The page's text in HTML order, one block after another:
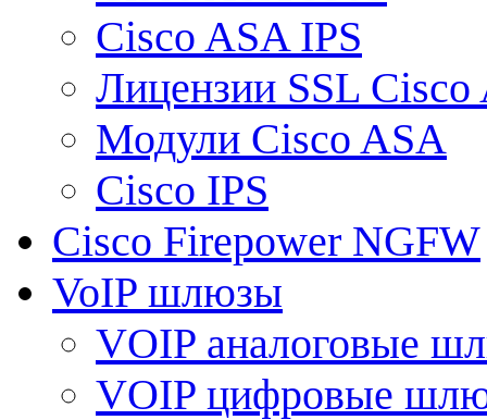
Cisco ASA IPS
Лицензии SSL Cisco
Модули Cisco ASA
Cisco IPS
Cisco Firepower NGFW
VoIP шлюзы
VOIP аналоговые
VOIP цифровые